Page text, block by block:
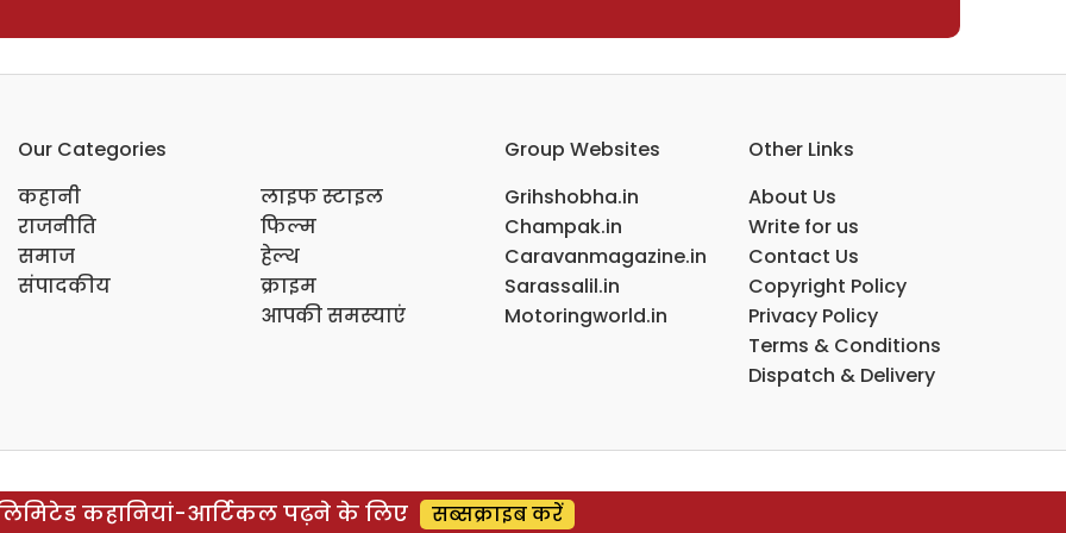
Our Categories
कहानी
राजनीति
समाज
संपादकीय
लाइफ स्टाइल
फिल्म
हेल्थ
क्राइम
आपकी समस्याएं
Group Websites
Grihshobha.in
Champak.in
Caravanmagazine.in
Sarassalil.in
Motoringworld.in
Other Links
About Us
Write for us
Contact Us
Copyright Policy
Privacy Policy
Terms & Conditions
Dispatch & Delivery
कहानियां-आर्टिकल पढ़ने के लिए सब्सक्राइब करें